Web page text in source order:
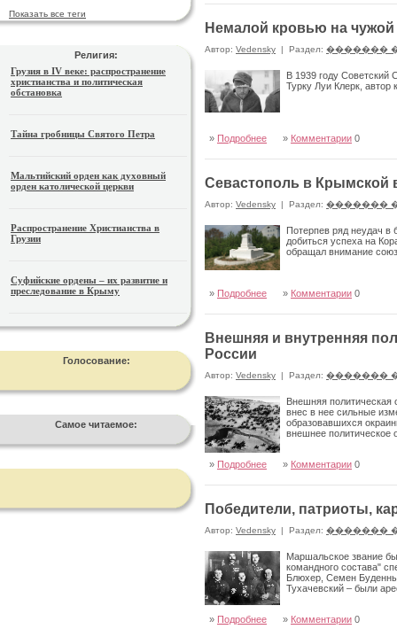
Показать все теги
Религия:
Грузия в IV веке: распространение
христианства и политическая
обстановка
Тайна гробницы Святого Петра
Мальтийский орден как духовный
орден католической церкви
Распространение Христианства в
Грузии
Суфийские ордены – их развитие и
преследование в Крыму
Голосование:
Самое читаемое:
Немалой кровью на
Автор: Vedensky | Раздел: �������
В 1939 году Советский
Турку Луи Клерк, автор
» Подробнее » Комментарии 0
Севастополь в Крымской
Автор: Vedensky | Раздел: �������
Потерпев ряд неудач в
добиться успеха на
обращал внимание
» Подробнее » Комментарии 0
Внешняя и внутренняя
России
Автор: Vedensky | Раздел: �������
Внешняя политическая
внес в нее сильные
образовавшихся
внешнее
» Подробнее » Комментарии 0
Победители, патриоты,
Автор: Vedensky | Раздел: �������
Маршальское звание
командного состава"
Блюхер, Семен
Тухачевский – были
» Подробнее » Комментарии 0